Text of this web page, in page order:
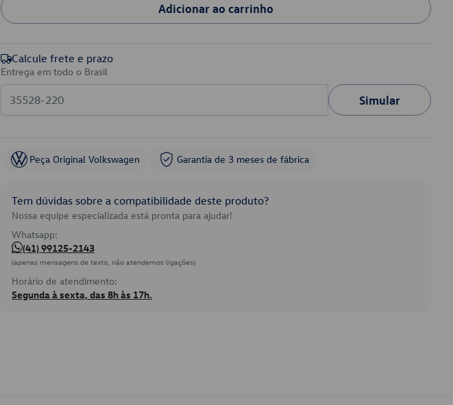
Adicionar ao carrinho
Calcule frete e prazo
Entrega em todo o Brasil
Simular
Peça Original Volkswagen Garantia de 3 meses de fábrica
Tem dúvidas sobre a compatibilidade deste produto?
Nossa equipe especializada está pronta para ajudar!
Whatsapp:
(41) 99125-2143
(apenas mensagens de texto, não atendemos ligações)
Horário de atendimento:
Segunda à sexta, das 8h às 17h.